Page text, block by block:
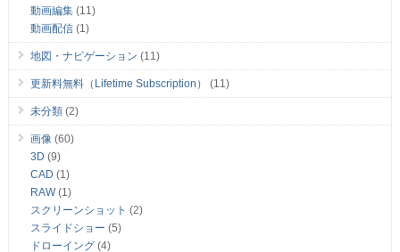
動画編集(11)
動画配信(1)
地図・ナビゲーション (11)
更新料無料（Lifetime Subscription） (11)
未分類(2)
画像(60)
3D (9)
CAD (1)
RAW(1)
スクリーンショット (2)
スライドショー (5)
ドローイング(4)